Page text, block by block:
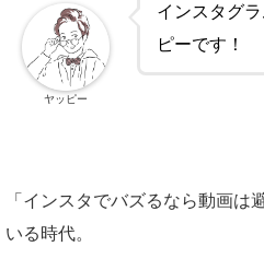
インスタグ
ピーです！
ヤッピー
「インスタでバズるなら動画は
いる時代。